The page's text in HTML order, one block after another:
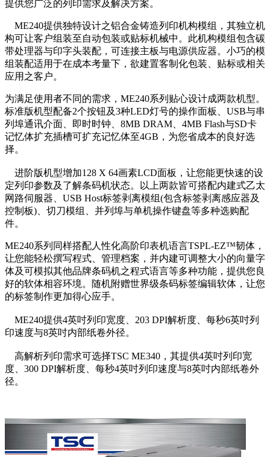
提供您广泛的列印需求及解决方案。
ME240提供独特设计之铝合金铸造列印机构模组，其独立机
构可让客户组装至自动包装或贴标机械中。此机构模组包含碳
带处理器与印字头装配，可连接主板与电源供应器。小巧的模
组装配适用于在成本考量下，欲建置客制化包装、贴标或相关
应用之客户。
为满足使用者不同的需求，ME240系列贴心设计成两款机型。
标准版机型配备2个按钮及3种LED灯号的操作面板、USB与串
列埠通讯介面、即时时钟、8MB DRAM、4MB Flash与SD卡
记忆体扩充插槽可扩充记忆体至4GB，为您省成本的良好选
择。
进阶版机型增加128 X 64画素LCD面板，让您能更快速的设
定列印参数及了解条码机状态。以上两款皆可搭配内建式乙太
网路伺服器、USB Host标签剥离模组(包含标签剥离感应器及
控制板)、切刀模组、并列埠与单机操作键盘等多种选购配
件。
ME240系列同样搭配人性化高阶印表机语言TSPL-EZ™韧体，
让您能轻松撰写程式、管理档案，并内建可调整大小的向量字
体及可模拟其他品牌条码机之程式语言等多种功能，提供您良
好的软体相容环境。随机附赠世界级条码标签编辑软体，让您
的标签制作更加得心应手。
ME240提供4英吋列印宽度、203 DPI解析度、每秒6英吋列
印速度与8英吋内部纸卷外径。
高解析列印需求可选择TSC ME340，其提供4英吋列印宽
度、300 DPI解析度、每秒4英吋列印速度与8英吋内部纸卷外
径。